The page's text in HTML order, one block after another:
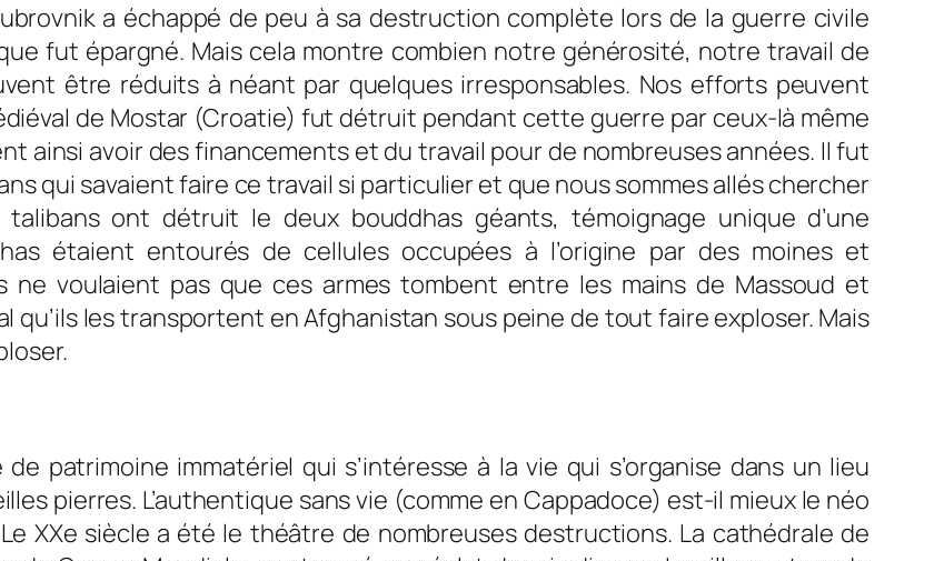
a échappé de peu à sa destruction complète lors de la guerre civile
fut épargné. Mais cela montre combien notre générosité, notre travail de
être réduits à néant par quelques irresponsables. Nos efforts peuvent
de Mostar (Croatie) fut détruit pendant cette guerre par ceux-là même
ainsi avoir des financements et du travail pour de nombreuses années. Il fut
qui savaient faire ce travail si particulier et que nous sommes allés chercher
ont détruit le deux bouddhas géants, témoignage unique d’une
étaient entourés de cellules occupées à l’origine par des moines et
ne voulaient pas que ces armes tombent entre les mains de Massoud et
qu’ils les transportent en Afghanistan sous peine de tout faire exploser. Mais
patrimoine immatériel qui s’intéresse à la vie qui s’organise dans un lieu
pierres. L’authentique sans vie (comme en Cappadoce) est-il mieux le néo
XXe siècle a été le théâtre de nombreuses destructions. La cathédrale de